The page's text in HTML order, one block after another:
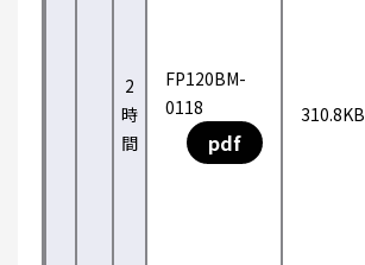
2
時
間
FP120BM-
0118
pdf
310.8KB